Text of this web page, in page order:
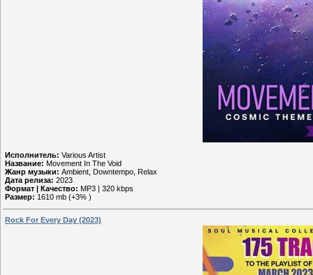
Исполнитель: Various Artist
Название: Movement In The Void
Жанр музыки: Ambient, Downtempo, Relax
Дата релиза: 2023
Формат | Качество: MP3 | 320 kbps
Размер: 1610 mb (+3% )
Rock For Every Day (2023)